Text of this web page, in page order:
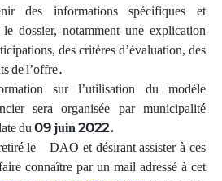
des informations spécifiques et
le dossier, notamment une explication
des critères d’évaluation, des
de l’offre.
sur l’utilisation du modèle
sera organisée par municipalité
du09 juin 2022.
le DAO et désirant assister à ces
connaître par un mail adressé à cet